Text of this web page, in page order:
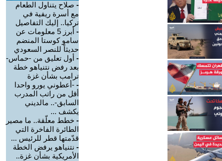
- صلاح يتناول الطعام
مع أسرة ريفية في
تركيا.. إليك التفاصيل
-
أبرز 5 معلومات عن
سامو كوستا المنضم
حديثاً للنصر السعودي
- أول تعليق من -حماس-
بعد رفض نتنياهو خطة
ترامب بشأن غزة
- -أعطوني يورو واحدا
أقل من راتب المدرب
السابق-.. مالديني
يكشف ...
- خطط معلّقة.. ما مصير
الطائرة الفاخرة التي
قدّمتها قطر للرئيس ...
- نتنياهو يرفض الخطة
الأمريكية بشأن غزة..